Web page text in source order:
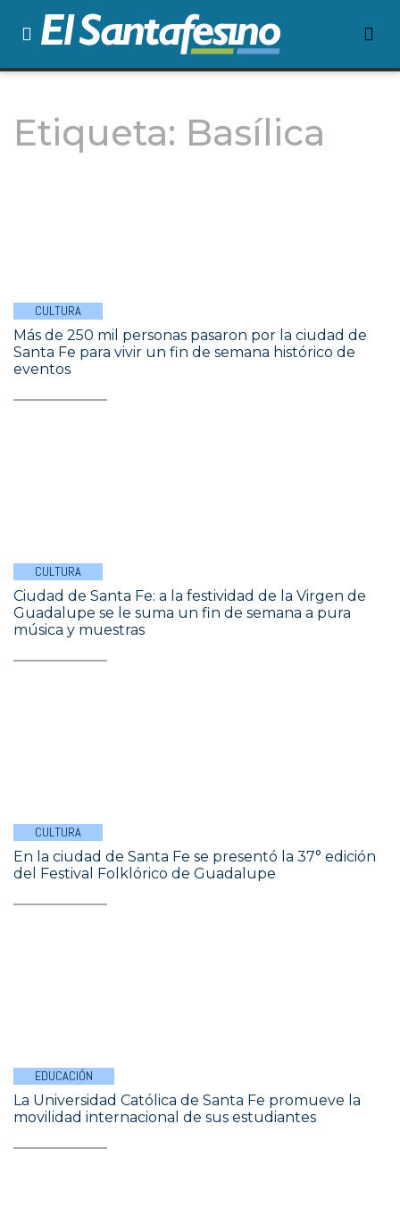
Etiqueta: Basílica
CULTURA
Más de 250 mil personas pasaron por la ciudad de
Santa Fe para vivir un fin de semana histórico de
eventos
CULTURA
Ciudad de Santa Fe: a la festividad de la Virgen de
Guadalupe se le suma un fin de semana a pura
música y muestras
CULTURA
En la ciudad de Santa Fe se presentó la 37° edición
del Festival Folklórico de Guadalupe
EDUCACIÓN
La Universidad Católica de Santa Fe promueve la
movilidad internacional de sus estudiantes